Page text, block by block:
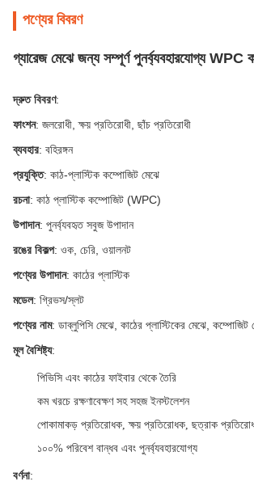
পণ্যের বিবরণ
গ্যারেজ মেঝে জন্য সম্পূর্ণ পুনর্ব্যবহারযোগ্য WPC
দ্রুত বিবরণ:
ফাংশন: জলরোধী, ক্ষয় প্রতিরোধী, ছাঁচ প্রতিরোধী
ব্যবহার: বহিরঙ্গন
প্রযুক্তি: কাঠ-প্লাস্টিক কম্পোজিট মেঝে
রচনা: কাঠ প্লাস্টিক কম্পোজিট (WPC)
উপাদান: পুনর্ব্যবহৃত সবুজ উপাদান
রঙের বিকল্প: ওক, চেরি, ওয়ালনট
পণ্যের উপাদান: কাঠের প্লাস্টিক
মডেল: গ্রিভস/স্লট
পণ্যের নাম: ডাব্লুপিসি মেঝে, কাঠের প্লাস্টিকের মেঝে, কম্পোজিট
মূল বৈশিষ্ট্য:
পিভিসি এবং কাঠের ফাইবার থেকে তৈরি
কম খরচে রক্ষণাবেক্ষণ সহ সহজ ইনস্টলেশন
পোকামাকড় প্রতিরোধক, ক্ষয় প্রতিরোধক, ছত্রাক
১০০% পরিবেশ বান্ধব এবং পুনর্ব্যবহারযোগ্য
বর্ণনা: